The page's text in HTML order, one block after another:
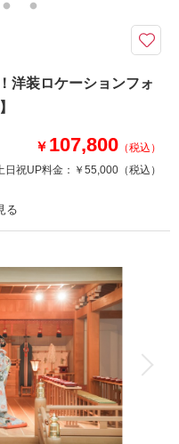
ラインナップから選ぶ本格衣裳
アメイク撮影同行、データ100
で和装の姿も残せる贅沢フォト
25日
ンドホテル・緑水庵（仙台）
撮影日の空き
を確認する
洋装ロケーションフォ
￥ 107,800 （税込）
日祝UP料金： ￥55,000 （税込）
新郎衣装1着
小物一式
ト
ル ペットと撮影
の
は実費となりますので予めご了